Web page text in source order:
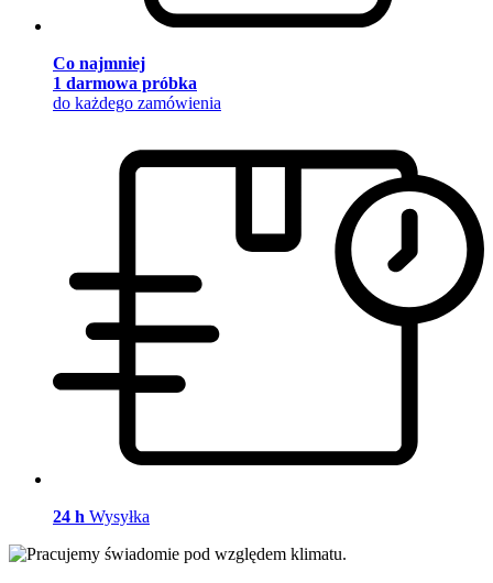
Co najmniej
1 darmowa próbka
do każdego zamówienia
24 h Wysyłka